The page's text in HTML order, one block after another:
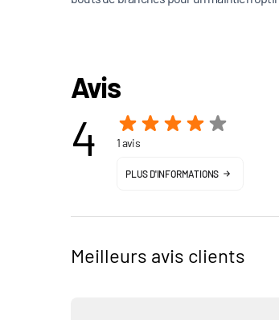
Avis
4 1 avis
PLUS D'INFORMATIONS
Meilleurs avis clients